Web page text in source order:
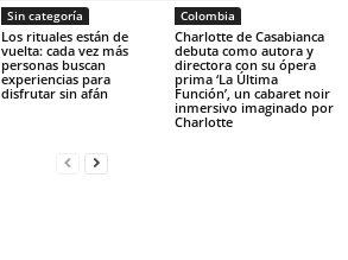
Sin categoría
Los rituales están de
vuelta: cada vez más
personas buscan
experiencias para
disfrutar sin afán
Colombia
Charlotte de Casabianca
debuta como autora y
directora con su ópera
prima ‘La Última
Función’, un cabaret noir
inmersivo imaginado por
Charlotte